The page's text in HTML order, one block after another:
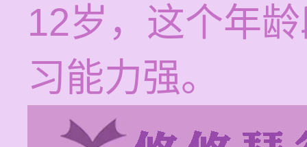
12岁，这个年
习能力强。